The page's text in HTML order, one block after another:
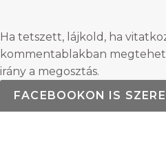
Ha tetszett, lájkold, ha
kommentablakban
irány a megosztás.
FACEBOOKON IS